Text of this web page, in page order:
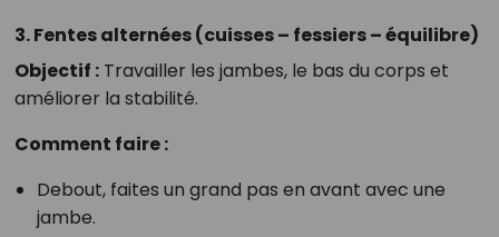
3. Fentes alternées (cuisses – fessiers – équilibre)
Objectif :Travailler les jambes, le bas du corps et
améliorer la stabilité.
Comment faire :
Debout, faites un grand pas en avant avec une
jambe.